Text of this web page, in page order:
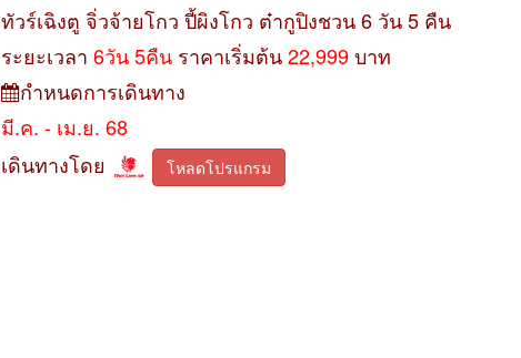
ทัวร์เฉิงตู จิ่วจ้ายโกว ปี้ผิงโกว ต๋ากูปิงชวน 6 วัน 5 คืน
ระยะเวลา6วัน 5คืน ราคาเริ่มต้น22,999บาท
กำหนดการเดินทาง
มี.ค. - เม.ย. 68
เดินทางโดย
โหลดโปรแกรม